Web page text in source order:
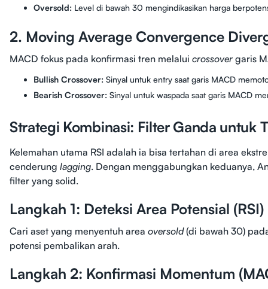
Oversold: Level di bawah 30 mengindikasikan harga
2. Moving Average Convergence
MACD fokus pada konfirmasi tren melalui crossover garis
Bullish Crossover: Sinyal untuk entry saat garis MACD
Bearish Crossover: Sinyal untuk waspada saat garis MACD
Strategi Kombinasi: Filter Ganda untuk
Kelemahan utama RSI adalah ia bisa tertahan di area
cenderung lagging. Dengan menggabungkan keduanya,
filter yang solid.
Langkah 1: Deteksi Area Potensial (RSI)
Cari aset yang menyentuh area oversold(di bawah 30)
potensi pembalikan arah.
Langkah 2: Konfirmasi Momentum